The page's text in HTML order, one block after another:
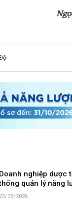
Doanh nghiệp dược
quản lý năng
25/05/2026